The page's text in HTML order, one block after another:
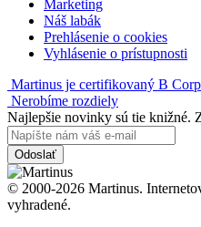
Marketing
Náš labák
Prehlásenie o cookies
Vyhlásenie o prístupnosti
Martinus je certifikovaný B Corp
Nerobíme rozdiely
Najlepšie novinky sú tie knižné.
Odoslať
© 2000-2026 Martinus.
vyhradené.